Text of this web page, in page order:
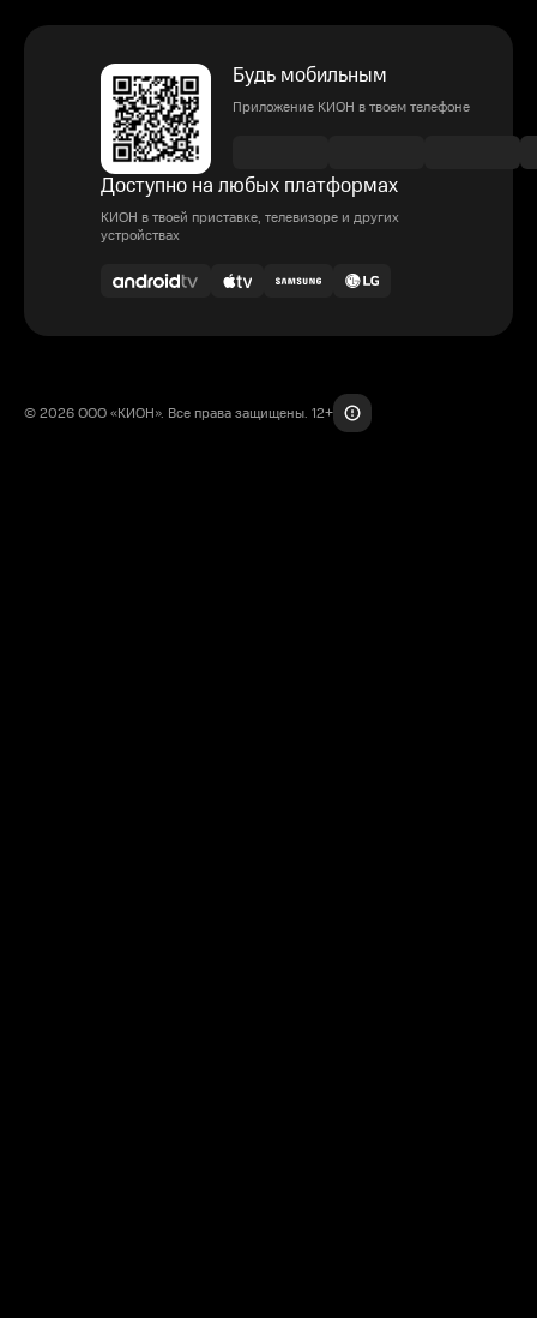
Будь мобильным
Приложение КИОН в твоем телефоне
Доступно на любых платформах
КИОН в твоей приставке, телевизоре и других
устройствах
© 2026 ООО «КИОН». Все права защищены. 12+